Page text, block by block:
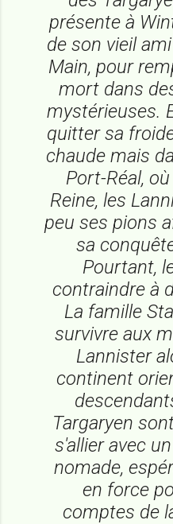
présente à
de son vieil
Main, pour
mort dans
mystérieuses.
quitter sa
chaude mais
Port-Réal,
Reine, les
peu ses pions
sa
Pourtant,
contraindre à
La famille
survivre aux
Lannister
continent
Targaryen
s'allier avec
nomade,
en force
comptes de